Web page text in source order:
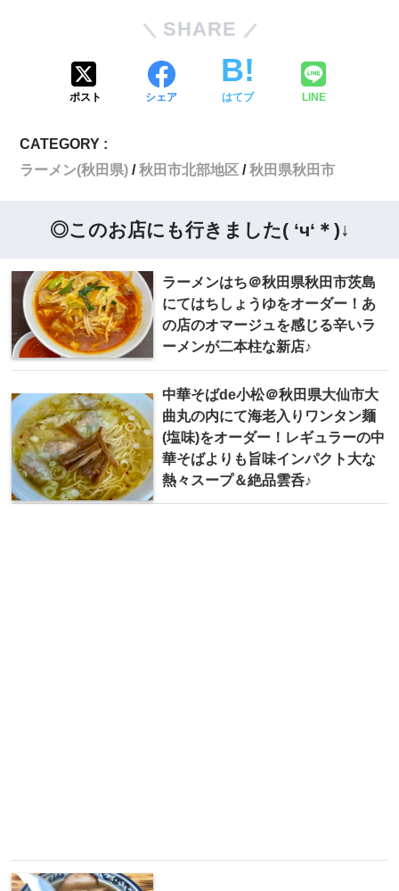
SHARE
ポスト シェア はてブ LINE
CATEGORY :
ラーメン(秋田県)
秋田市北部地区 秋田県秋田市
◎このお店にも行きました( ‘ч‘＊)↓
ラーメンはち＠秋田県秋田市茨島
にてはちしょうゆをオーダー！あ
の店のオマージュを感じる辛いラ
ーメンが二本柱な新店♪
中華そばde小松＠秋田県大仙市大
曲丸の内にて海老入りワンタン麺
(塩味)をオーダー！レギュラーの中
華そばよりも旨味インパクト大な
熱々スープ＆絶品雲呑♪